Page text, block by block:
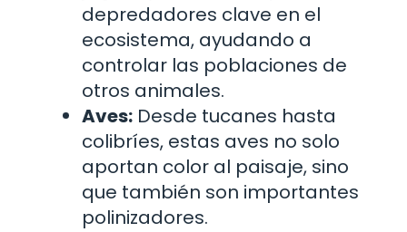
depredadores clave en el
ecosistema, ayudando a
controlar las poblaciones de
otros animales.
Aves: Desde tucanes hasta
colibríes, estas aves no solo
aportan color al paisaje, sino
que también son importantes
polinizadores.